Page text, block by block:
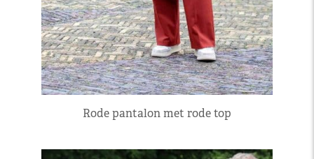
Rode pantalon met rode top